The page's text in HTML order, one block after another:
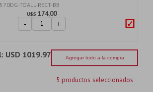
TOALL-RECT-BB
U$S 174,00
- +
USD 1019.97 Agregar todo a la compra
5 productos seleccionados